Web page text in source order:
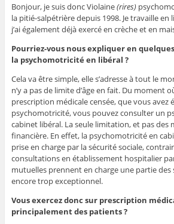
Bonjour, je suis donc Violaine(rires)
la pitié-salpétrière depuis 1998. Je travaille en
j’ai également déjà exercé en crèche et en
Pourriez-vous nous expliquer en
la psychomotricité en libéral ?
Cela va être simple, elle s’adresse à tout le
n’y a pas de limite d’âge en fait. Du moment
prescription médicale censée, que vous avez
psychomotricité, vous pouvez consulter un
cabinet libéral. La seule limitation, et pas des
financière. En effet, la psychomotricité en
prise en charge par la sécurité sociale,
consultations en établissement hospitalier
mutuelles prennent en charge une partie des
encore trop exceptionnel.
Vous exercez donc sur prescription
principalement des patients ?